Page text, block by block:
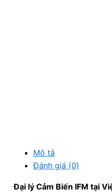
Mô tả
Đánh giá (0)
Đại lý Cảm Biến IFM tại